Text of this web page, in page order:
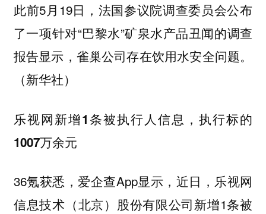
此前5月19日，法国参议院调查委员会公布
了一项针对“巴黎水”矿泉水产品丑闻的调查
报告显示，雀巢公司存在饮用水安全问题。
（新华社）
乐视网新增1条被执行人信息，执行标的
1007万余元
36氪获悉，爱企查App显示，近日，乐视网
信息技术（北京）股份有限公司新增1条被